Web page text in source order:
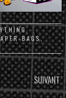
.
BAGS,
SUIVANT